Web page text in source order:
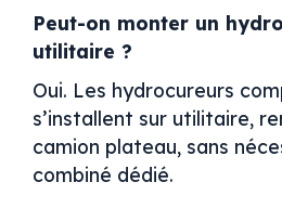
Peut-on monter un
utilitaire ?
Oui. Les hydrocureurs
s’installent sur utilitaire,
camion plateau, sans
combiné dédié.